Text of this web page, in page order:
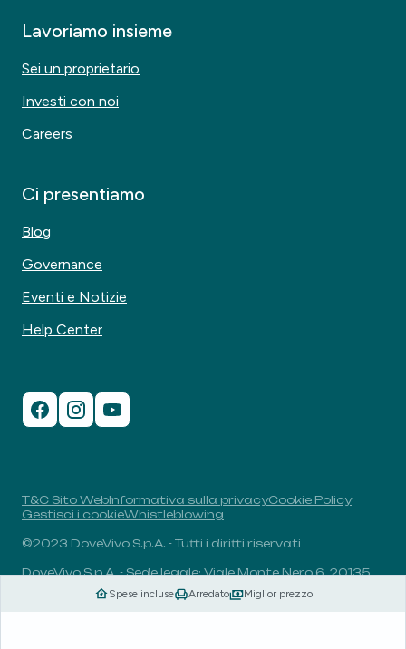
Spese incluse Arredato Miglior prezzo
Lavoriamo insieme
Sei un proprietario
Investi con noi
Careers
Ci presentiamo
Blog
Governance
Eventi e Notizie
Help Center
T&C Sito WebInformativa sulla privacyCookie Policy
Gestisci i cookieWhistleblowing
©2023 DoveVivo S.p.A. - Tutti i diritti riservati
DoveVivo S.p.A. - Sede legale: Viale Monte Nero 6, 20135,
Milano, Italia - P.I.: 00406960732 - R.E.A.: MI-1838078 -
Capitale sociale: 1.829.649,81 euro i.v.